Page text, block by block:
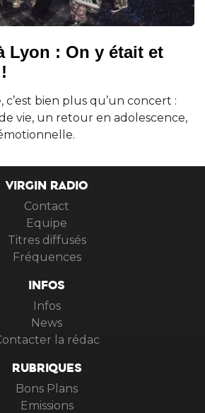
Lyon : On y était et
c’est bien plus qu’un concert :
vie, un retour en adolescence,
VIRGIN RADIO
Contact
Equipe
Titres diffusés
Fréquences
INFOS
Infos
News
la rédac
RUBRIQUES
Bons Plans
Emissions